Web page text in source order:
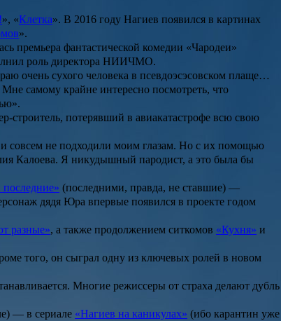
», «Клетка». В 2016 году Нагиев появился в картинах
».
премьера фантастической комедии «Чародеи»
роль директора НИИЧМО.
очень сухого человека в псевдоэсэсовском плаще…
самому крайне интересно посмотреть, что
строитель, потерявший в авиакатастрофе всю свою
совсем не подходили моим глазам. Но с их помощью
Калоева. Я никудышный пародист, а это была бы
(последними, правда, не ставшие) —
дядя Юра впервые появился в проекте годом
разные», а также продолжением ситкомов «Кухня» и
того, он сыграл одну из ключевых ролей в новом
Многие режиссеры от страха делают дубль
— в сериале «Нагиев на каникулах» (ибо карантин уже